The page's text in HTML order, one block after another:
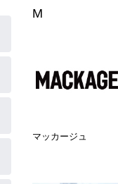
M
マッカージュ